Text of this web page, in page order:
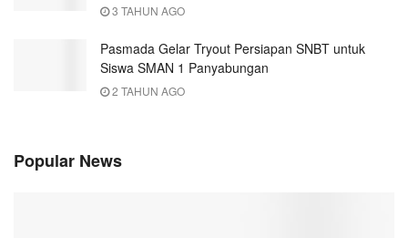
3 TAHUN AGO
Pasmada Gelar Tryout Persiapan SNBT untuk
Siswa SMAN 1 Panyabungan
2 TAHUN AGO
Popular News